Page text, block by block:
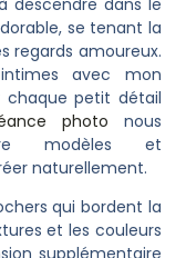
descendre dans le
se tenant la
regards amoureux.
avec mon
chaque petit détail
photo nous
modèles et
naturellement.
qui bordent la
et les couleurs